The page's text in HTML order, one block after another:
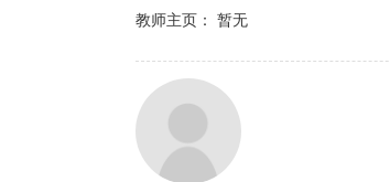
教师主页： 暂无